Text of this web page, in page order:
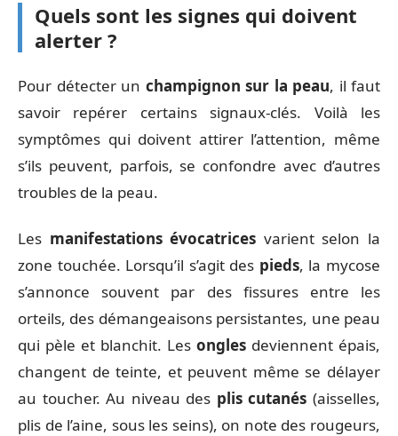
Quels sont les signes qui doivent
alerter ?
Pour détecter un champignon sur la peau, il faut
savoir repérer certains signaux-clés. Voilà les
symptômes qui doivent attirer l’attention, même
s’ils peuvent, parfois, se confondre avec d’autres
troubles de la peau.
Les manifestations évocatrices varient selon la
zone touchée. Lorsqu’il s’agit des pieds, la mycose
s’annonce souvent par des fissures entre les
orteils, des démangeaisons persistantes, une peau
qui pèle et blanchit. Les ongles deviennent épais,
changent de teinte, et peuvent même se délayer
au toucher. Au niveau des plis cutanés (aisselles,
plis de l’aine, sous les seins), on note des rougeurs,